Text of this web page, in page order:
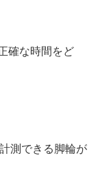
確な時間をど
測できる脚輪が